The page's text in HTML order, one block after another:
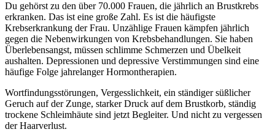
Du gehörst zu den über 70.000 Frauen, die jährlich an Brustkrebs
erkranken. Das ist eine große Zahl. Es ist die häufigste
Krebserkrankung der Frau. Unzählige Frauen kämpfen jährlich
gegen die Nebenwirkungen von Krebsbehandlungen. Sie haben
Überlebensangst, müssen schlimme Schmerzen und Übelkeit
aushalten. Depressionen und depressive Verstimmungen sind eine
häufige Folge jahrelanger Hormontherapien.
Wortfindungsstörungen, Vergesslichkeit, ein ständiger süßlicher
Geruch auf der Zunge, starker Druck auf dem Brustkorb, ständig
trockene Schleimhäute sind jetzt Begleiter. Und nicht zu vergessen
der Haarverlust.